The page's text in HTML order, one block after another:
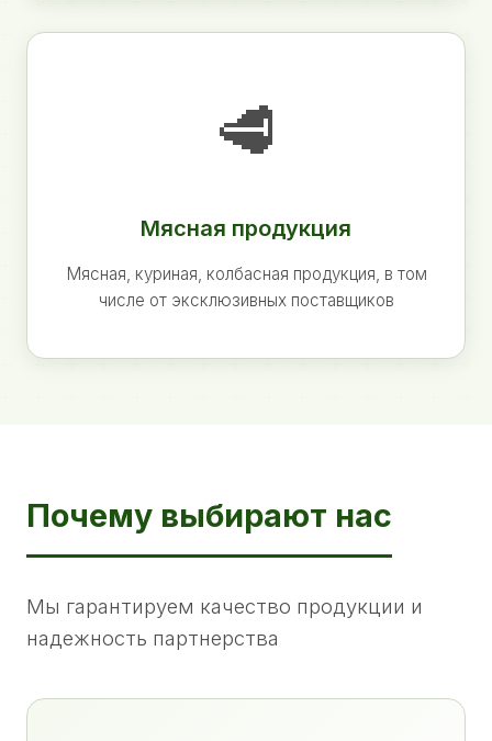
🥩
Мясная продукция
Мясная, куриная, колбасная продукция, в том
числе от эксклюзивных поставщиков
Почему выбирают нас
Мы гарантируем качество продукции и
надежность партнерства